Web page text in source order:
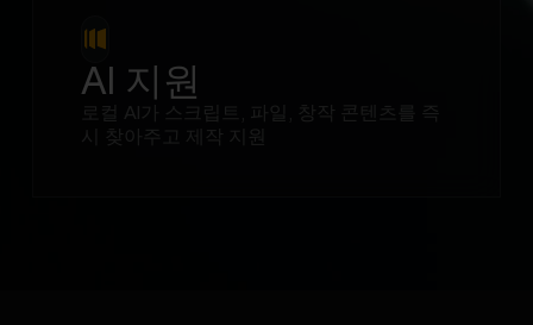
AI 지원
로컬 AI가 스크립트, 파일, 창작 콘텐츠를 즉
시 찾아주고 제작 지원